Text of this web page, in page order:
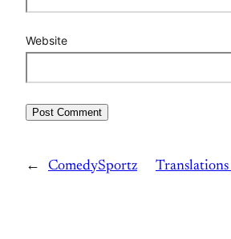
Website
← ComedySportz